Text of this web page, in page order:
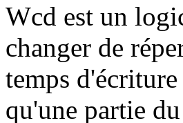
Wcd est un
changer de
temps
qu'une partie